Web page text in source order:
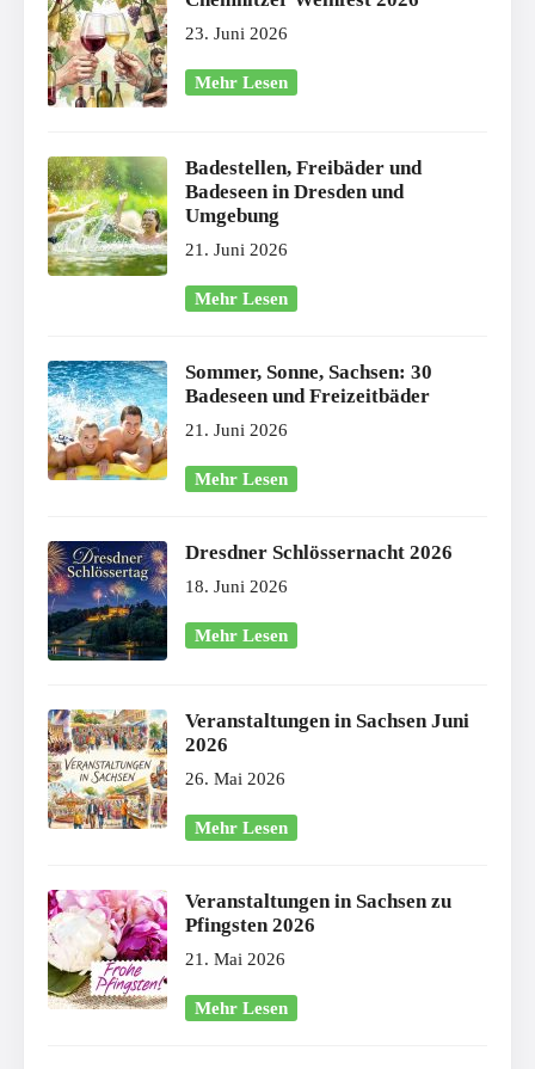
23. Juni 2026
Mehr Lesen
Badestellen, Freibäder und
Badeseen in Dresden und
Umgebung
21. Juni 2026
Mehr Lesen
Sommer, Sonne, Sachsen: 30
Badeseen und Freizeitbäder
21. Juni 2026
Mehr Lesen
Dresdner Schlössernacht 2026
18. Juni 2026
Mehr Lesen
Veranstaltungen in Sachsen Juni
2026
26. Mai 2026
Mehr Lesen
Veranstaltungen in Sachsen zu
Pfingsten 2026
21. Mai 2026
Mehr Lesen